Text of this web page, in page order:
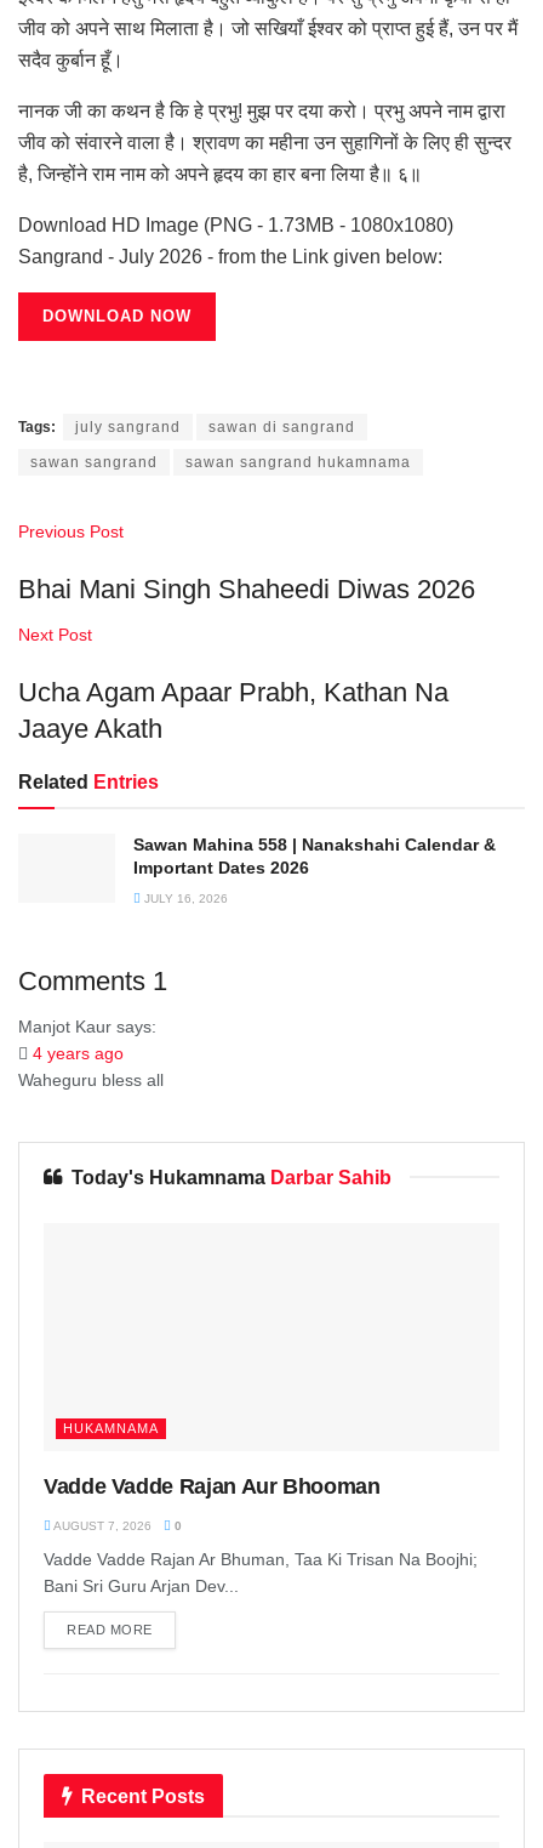
जीव को अपने साथ मिलाता है। जो सखियाँ ईश्वर को प्राप्त हुई हैं, उन पर मैं
सदैव कुर्बान हूँ।
नानक जी का कथन है कि हे प्रभु! मुझ पर दया करो। प्रभु अपने नाम द्वारा
जीव को संवारने वाला है। श्रावण का महीना उन सुहागिनों के लिए ही सुन्दर
है, जिन्होंने राम नाम को अपने हृदय का हार बना लिया है॥ ६॥
Download HD Image (PNG - 1.73MB - 1080x1080)
Sangrand - July 2026 - from the Link given below:
DOWNLOAD NOW
Tags: july sangrand sawan di sangrand
sawan sangrand sawan sangrand hukamnama
Previous Post
Bhai Mani Singh Shaheedi Diwas 2026
Next Post
Ucha Agam Apaar Prabh, Kathan Na
Jaaye Akath
Related Entries
Sawan Mahina 558 | Nanakshahi Calendar &
Important Dates 2026
JULY 16, 2026
Comments 1
Manjot Kaur says:
4 years ago
Waheguru bless all
Today's Hukamnama Darbar Sahib
HUKAMNAMA
Vadde Vadde Rajan Aur Bhooman
AUGUST 7, 2026 0
Vadde Vadde Rajan Ar Bhuman, Taa Ki Trisan Na Boojhi;
Bani Sri Guru Arjan Dev...
READ MORE
Recent Posts